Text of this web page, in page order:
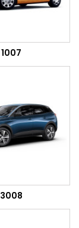
1007
3008